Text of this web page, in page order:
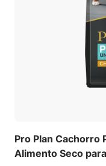
Pro Plan Cachorro
Alimento Seco